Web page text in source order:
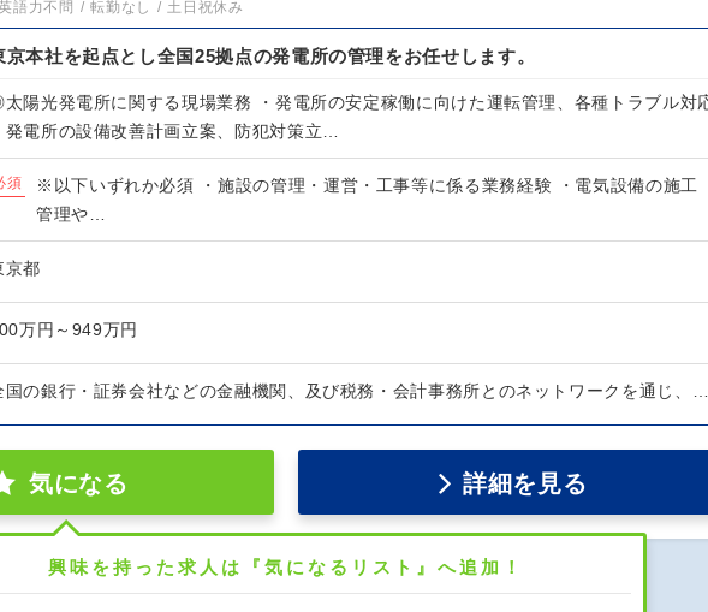
語力不問 転勤なし 土日祝休み
京本社を起点とし全国25拠点の発電所の管理をお任せします。
陽光発電所に関する現場業務 ・発電所の安定稼働に向けた運転管理、各種トラブル対
発電所の設備改善計画立案、防犯対策立…
須
※以下いずれか必須 ・施設の管理・運営・工事等に係る業務経験 ・電気設備の施工
管理や…
京都
万円～949万円
国の銀行・証券会社などの金融機関、及び税務・会計事務所とのネットワークを通じ、
気になる 詳細を見る
興味を持った求人は『気になるリスト』へ追加！